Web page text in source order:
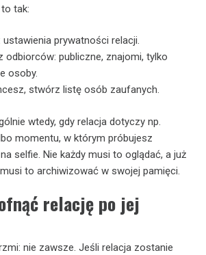
tak:
ustawienia prywatności relacji.
odbiorców: publiczne, znajomi, tylko
osoby.
stwórz listę osób zaufanych.
wtedy, gdy relacja dotyczy np.
momentu, w którym próbujesz
selfie. Nie każdy musi to oglądać, a już
to archiwizować w swojej pamięci.
relację po jej
nie zawsze. Jeśli relacja zostanie